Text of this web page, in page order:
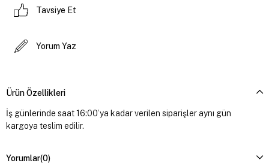
Tavsiye Et
Yorum Yaz
Ürün Özellikleri
İş günlerinde saat 16:00’ya kadar verilen siparişler aynı gün
kargoya teslim edilir.
Yorumlar(0)